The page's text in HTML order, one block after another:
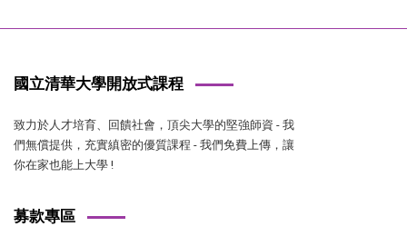
國立清華大學開放式課程
致力於人才培育、回饋社會，頂尖大學的堅強師資 - 我
們無償提供，充實縝密的優質課程 - 我們免費上傳，讓
你在家也能上大學 !
募款專區